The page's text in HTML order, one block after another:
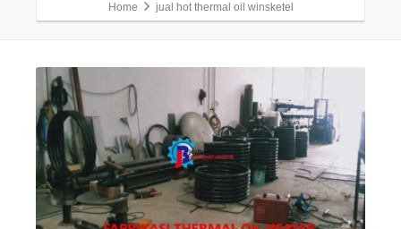
Home jual hot thermal oil winsketel